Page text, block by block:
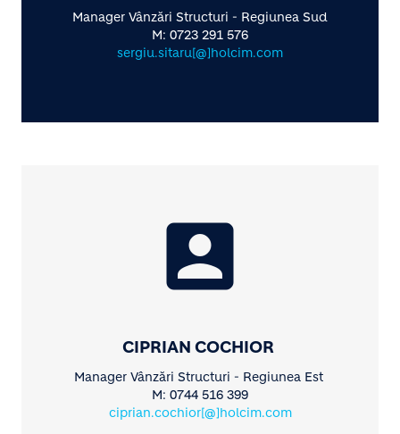
Manager Vânzări Structuri - Regiunea Sud
M: 0723 291 576
sergiu.sitaru[@]holcim.com
account_box
CIPRIAN COCHIOR
Manager Vânzări Structuri - Regiunea Est
M: 0744 516 399
ciprian.cochior[@]holcim.com